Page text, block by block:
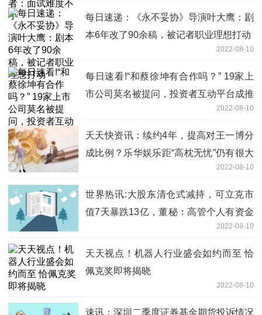
每日速递：《永不妥协》导演叶大鹰：剧
本6年改了90余稿，被记者职业理想打动
2022-08-10
每日速看!“和蔡徐坤有合作吗？” 19家上
市公司莫名被提问，投资者互动平台成推
2022-08-10
天天快资讯：续约4年，提高对王一博分
成比例？乐华娱乐距“高枕无忧”仍有很大
2022-08-10
世界热讯:大股东清仓式减持，可立克市
值7天暴跌13亿，董秘：高管个人有资金
2022-08-10
天天视点！机器人行业盛会如约而至 恰
佩克奖即将揭晓
2022-08-10
速讯：深圳二季度证券基金期货投诉情况